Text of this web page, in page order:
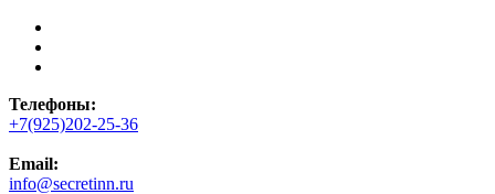
Телефоны:
+7(925)202-25-36
Email:
info@secretinn.ru